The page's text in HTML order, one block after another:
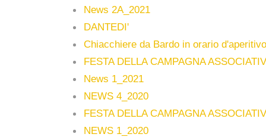
News 2A_2021
DANTEDI'
Chiacchiere da Bardo in orario
FESTA DELLA CAMPAGNA
News 1_2021
NEWS 4_2020
FESTA DELLA CAMPAGNA
NEWS 1_2020